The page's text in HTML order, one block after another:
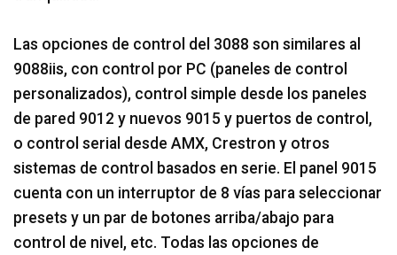
Las opciones de control del 3088 son similares al
9088iis, con control por PC (paneles de control
personalizados), control simple desde los paneles
de pared 9012 y nuevos 9015 y puertos de control,
o control serial desde AMX, Crestron y otros
sistemas de control basados en serie. El panel 9015
cuenta con un interruptor de 8 vías para seleccionar
presets y un par de botones arriba/abajo para
control de nivel, etc. Todas las opciones de